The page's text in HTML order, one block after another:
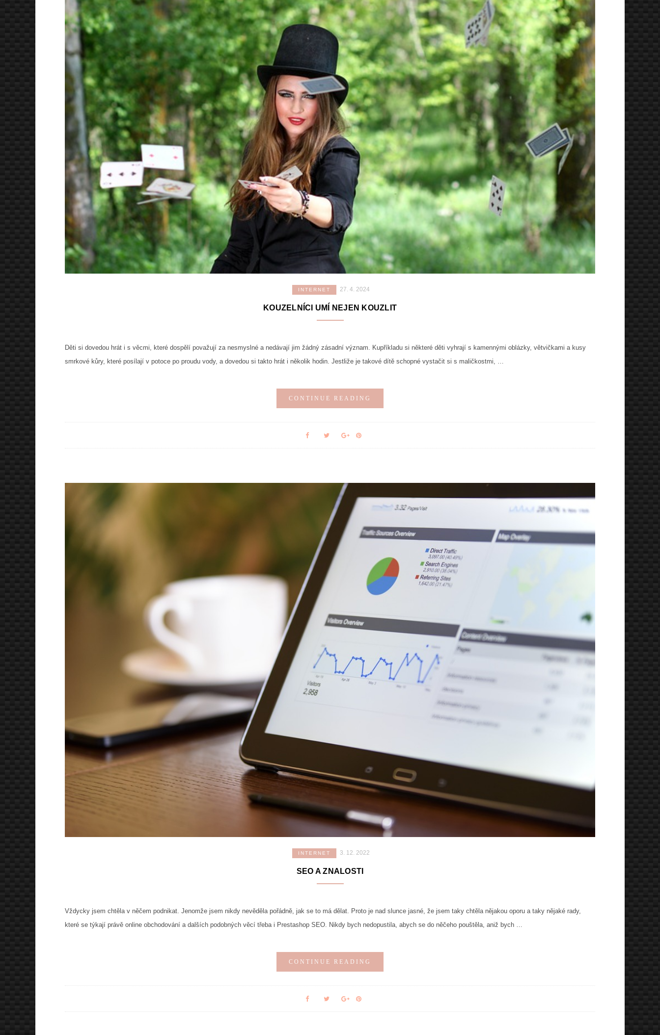
INTERNET 27. 4. 2024
KOUZELNÍCI UMÍ NEJEN KOUZLIT
Děti si dovedou hrát i s věcmi, které dospělí považují za nesmyslné a nedávají jim žádný zásadní význam. Kupříkladu si některé děti vyhrají s kamennými oblázky, větvičkami a kusy
smrkové kůry, které posílají v potoce po proudu vody, a dovedou si takto hrát i několik hodin. Jestliže je takové dítě schopné vystačit si s maličkostmi, …
CONTINUE READING
INTERNET 3. 12. 2022
SEO A ZNALOSTI
Vždycky jsem chtěla v něčem podnikat. Jenomže jsem nikdy nevěděla pořádně, jak se to má dělat. Proto je nad slunce jasné, že jsem taky chtěla nějakou oporu a taky nějaké rady,
které se týkají právě online obchodování a dalších podobných věcí třeba i Prestashop SEO. Nikdy bych nedopustila, abych se do něčeho pouštěla, aniž bych …
CONTINUE READING